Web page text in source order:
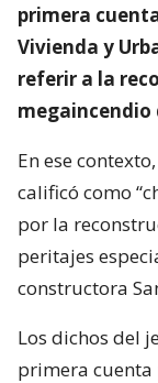
primera
Vivienda y
referir a la
megaincendio
En ese
calificó como
por la
peritajes
constructora
Los dichos del
primera cuenta